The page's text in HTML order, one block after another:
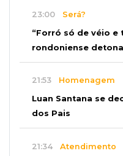
23:00 Será?
“Forró só de véio e
rondoniense detona
21:53 Homenagem
Luan Santana se
dos Pais
21:34 Atendimento